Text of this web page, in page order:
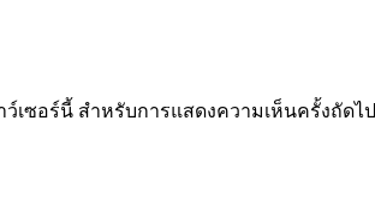
เซอร์นี้ สำหรับการแสดงความเห็นครั้งถัดไป